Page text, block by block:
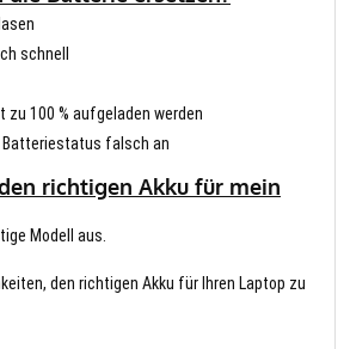
schnell
zu 100 % aufgeladen werden
Batteriestatus falsch an
richtigen Akku für mein
Modell aus.
den richtigen Akku für Ihren Laptop zu